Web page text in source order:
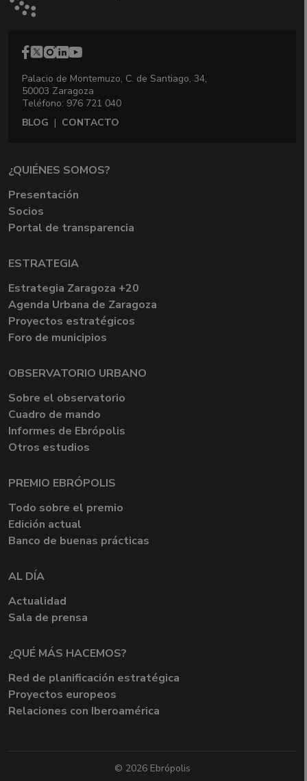
Palacio de Montemuzo, C. de Santiago, 34,
50003 Zaragoza
Teléfono: 976 721 040
BLOG | CONTACTO
¿QUIÉNES SOMOS?
Presentación
Socios
Portal de transparencia
ESTRATEGIA
Estrategia Zaragoza +20
Agenda Urbana de Zaragoza
Proyectos estratégicos
Foro de municipios
OBSERVATORIO URBANO
Sobre el observatorio
Cuadro de mando
Informes de Ebrópolis
Otros estudios
PREMIO EBRÓPOLIS
Todo sobre el premio
Edición actual
Banco de buenas prácticas
AL DÍA
Actualidad
Sala de prensa
¿QUÉ MÁS HACEMOS?
Red de planificación estratégica
Proyectos europeos
Relaciones con Iberoamérica
© 2026 Ebrópolis